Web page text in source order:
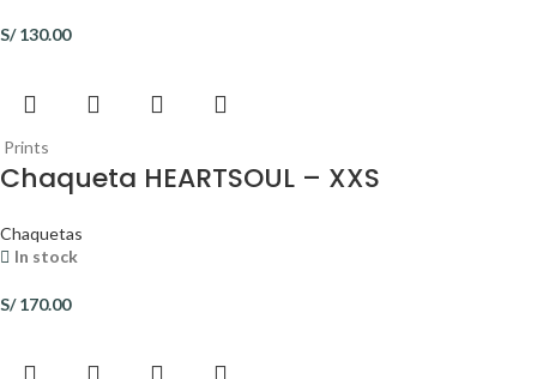
S/130.00
Prints
Chaqueta HEARTSOUL – XXS
Chaquetas
In stock
S/170.00